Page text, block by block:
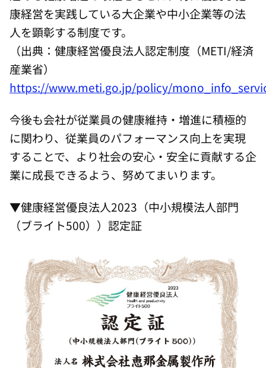
康経営を実践している大企業や中小企業等の法
人を顕彰する制度です。
（出典：健康経営優良法人認定制度（METI/経済
産業省）
https://www.meti.go.jp/policy/
今後も会社が従業員の健康維持・増進に積極的
に関わり、従業員のパフォーマンス向上を実現
することで、より社会の安心・安全に貢献する企
業に成長できるよう、努めてまいります。
▼健康経営優良法人2023（中小規模法人部門
（ブライト500））認定証